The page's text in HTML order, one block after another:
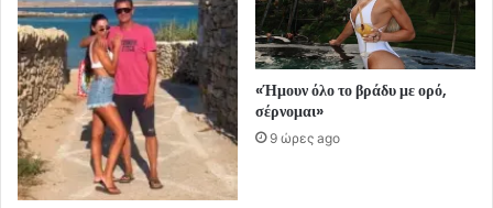
«Ήμουν όλο το βράδυ με ορό,
σέρνομαι»
9 ώρες ago